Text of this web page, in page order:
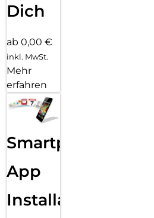
Dich
ab 0,00 €
inkl. MwSt.
Mehr
erfahren
Smartphone
App
Installation